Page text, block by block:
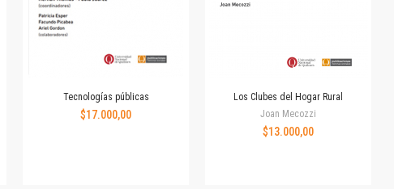
y sociedad
Tecnologías públicas
$17.000,00
Los Clubes del Hogar Rural
Joan Mecozzi
$13.000,00